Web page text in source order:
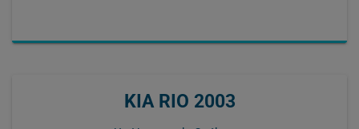
KIA RIO 2003